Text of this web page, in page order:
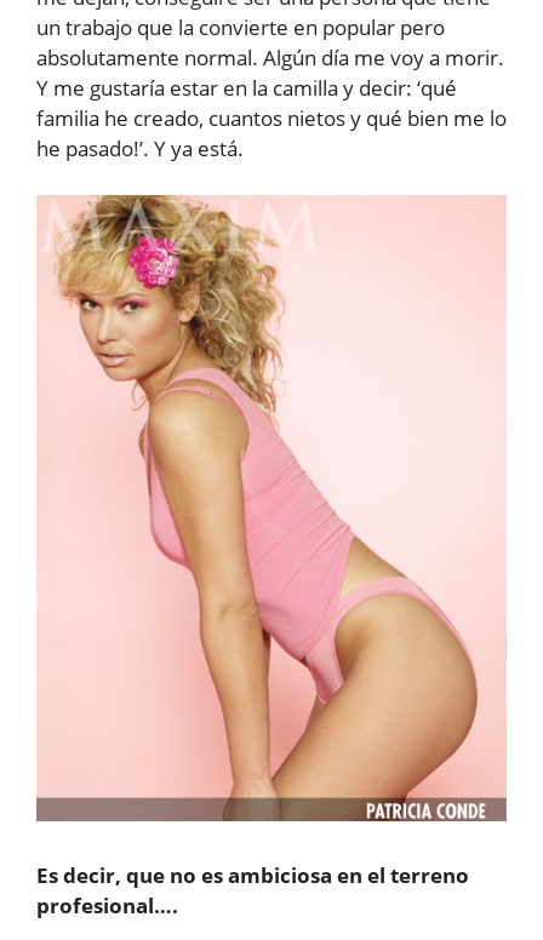
un trabajo que la convierte en popular pero
absolutamente normal. Algún día me voy a morir.
Y me gustaría estar en la camilla y decir: ‘qué
familia he creado, cuantos nietos y qué bien me lo
he pasado!’. Y ya está.
Es decir, que no es ambiciosa en el terreno
profesional….